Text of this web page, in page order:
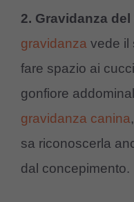
2. Gravidanza del
gravidanza vede il
fare spazio ai
gonfiore
gravidanza canina
sa riconoscerla
dal concepimento.